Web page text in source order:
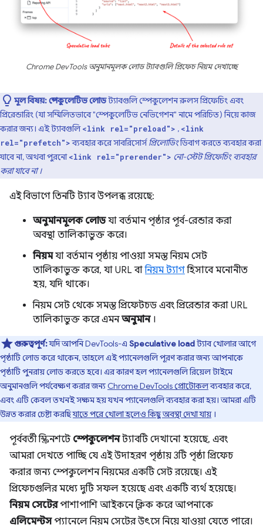
Chrome DevTools অনুমানমূলক লোড ট্যাবগুলি প্রিফেচ নিয়ম দেখাচ্ছে
মূল বিষয়:স্পেকুলেটিভ লোডট্যাবগুলি স্পেকুলেশন রুলস প্রিফেচিং এবং
প্রিরেন্ডারিং (যা সম্মিলিতভাবে "স্পেকুলেটিভ নেভিগেশন" নামে পরিচিত) নিয়ে কাজ
করার জন্য। এই ট্যাবগুলি<link rel="preload"> , <link
rel="prefetch">ব্যবহার করে সাবরিসোর্সপ্রিলোডিংডিবাগ করতে ব্যবহার করা
যাবে না, অথবা পুরনো<link rel="prerender"> নো-স্টেট প্রিফেচিং ব্যবহার
করা যাবে না ।
এই বিভাগে তিনটি ট্যাব উপলব্ধ রয়েছে:
অনুমানমূলক লোডযা বর্তমান পৃষ্ঠার পূর্ব-রেন্ডার করা
অবস্থা তালিকাভুক্ত করে।
নিয়মযা বর্তমান পৃষ্ঠায় পাওয়া সমস্ত নিয়ম সেট
তালিকাভুক্ত করে, যা URL বানিয়ম ট্যাগহিসাবে মনোনীত
হয়, যদি থাকে।
নিয়ম সেট থেকে সমস্ত প্রিফেটচড এবং প্রিরেন্ডার করা URL
তালিকাভুক্ত করে এমনঅনুমান।
গুরুত্বপূর্ণ:যদি আপনি DevTools-এ Speculative loadট্যাব খোলার আগে
পৃষ্ঠাটি লোড করে থাকেন, তাহলে এই প্যানেলগুলি পূরণ করার জন্য আপনাকে
পৃষ্ঠাটি পুনরায় লোড করতে হবে। এর কারণ হল প্যানেলগুলি রিয়েল টাইমে
অনুমানগুলি পর্যবেক্ষণ করার জন্য Chrome DevTools প্রোটোকলব্যবহার করে,
এবং এটি কেবল তখনই সক্ষম হয় যখন প্যানেলগুলি ব্যবহার করা হয়। আমরা এটি
উন্নত করার চেষ্টা করছিযাতে পরে খোলা হলেও কিছু অবস্থা দেখা যায়।
পূর্ববর্তী স্ক্রিনশটে স্পেকুলেশনট্যাবটি দেখানো হয়েছে, এবং
আমরা দেখতে পাচ্ছি যে এই উদাহরণ পৃষ্ঠায় 3টি পৃষ্ঠা প্রিফেচ
করার জন্য স্পেকুলেশন নিয়মের একটি সেট রয়েছে। এই
প্রিফেচগুলির মধ্যে দুটি সফল হয়েছে এবং একটি ব্যর্থ হয়েছে।
নিয়ম সেটেরপাশাপাশি আইকনে ক্লিক করে আপনাকে
এলিমেন্টসপ্যানেলে নিয়ম সেটের উৎসে নিয়ে যাওয়া যেতে পারে।